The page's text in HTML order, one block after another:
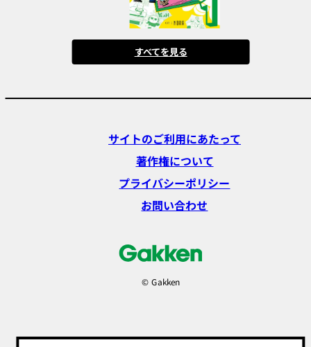
すべてを見る
サイトのご利用にあたって
著作権について
プライバシーポリシー
お問い合わせ
© Gakken